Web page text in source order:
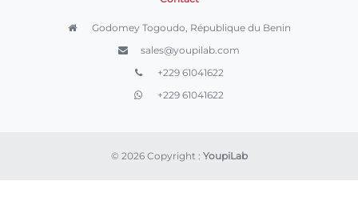
Godomey Togoudo, République du Benin
sales@youpilab.com
+229 61041622
+229 61041622
© 2026 Copyright : YoupiLab